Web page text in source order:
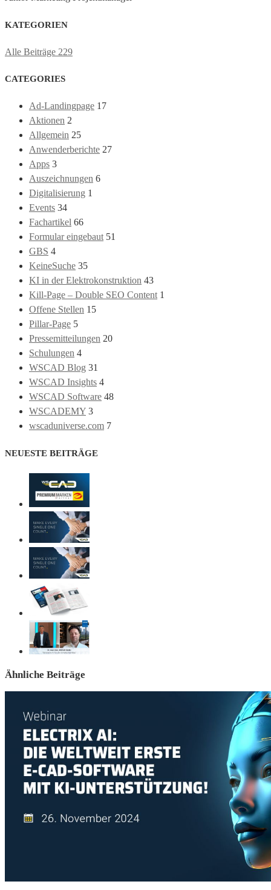
KATEGORIEN
Alle Beiträge 229
CATEGORIES
Ad-Landingpage 17
Aktionen 2
Allgemein 25
Anwenderberichte 27
Apps 3
Auszeichnungen 6
Digitalisierung 1
Events 34
Fachartikel 66
Formular eingebaut 51
GBS 4
KeineSuche 35
KI in der Elektrokonstruktion 43
Kill-Page – Double SEO Content 1
Offene Stellen 15
Pillar-Page 5
Pressemitteilungen 20
Schulungen 4
WSCAD Blog 31
WSCAD Insights 4
WSCAD Software 48
WSCADEMY 3
wscaduniverse.com 7
NEUESTE BEITRÄGE
Ähnliche Beiträge